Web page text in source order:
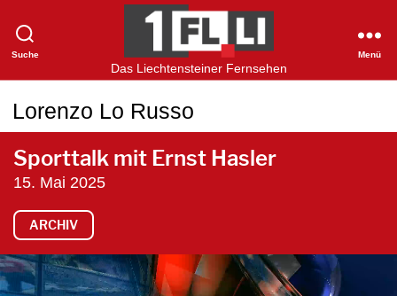
Suche
1FLTV
Das Liechtensteiner Fernsehen
Menü
Lorenzo Lo Russo
Sporttalk mit Ernst Hasler
15. Mai 2025
ARCHIV
V
i